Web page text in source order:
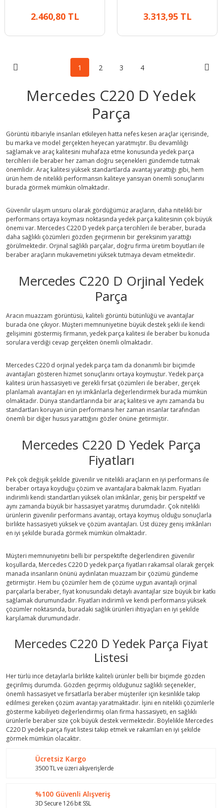
2.460,80 TL 3.313,95 TL
1 2 3 4
Mercedes C220 D Yedek
Parça
Görüntü itibariyle insanları etkileyen hatta nefes kesen araçlar içerisinde,
bu marka ve model gerçekten heyecan yaratmıştır. Bu devamlılığı
sağlamak ve araç kalitesini muhafaza etme konusunda yedek parça
tercihleri ile beraber her zaman doğru seçenekleri gündemde tutmak
önemlidir. Araç kalitesi yüksek standartlarda avantaj yarattığı gibi, hem
ürün hem de nitelikli performansın kaliteye yansıyan önemli sonuçlarını
burada görmek mümkün olmaktadır.
Güvenilir ulaşım unsuru olarak gördüğümüz araçların, daha nitelikli bir
performans ortaya koyması noktasında yedek parça kalitesinin çok büyük
önemi var. Mercedes C220 D yedek parça tercihleri ile beraber, burada
daha sağlıklı çözümleri gözden geçirmenin bir gereksinim yarattığı
görülmektedir. Orjinal sağlıklı parçalar, doğru firma üretim boyutları ile
beraber araçların mukavemetini yüksek tutmaya devam etmektedir.
Mercedes C220 D Orjinal Yedek
Parça
Aracın muazzam görüntüsü, kaliteli görüntü bütünlüğü ve avantajlar
burada öne çıkıyor. Müşteri memnuniyetine büyük destek şekli ile kendi
gelişimini göstermiş firmanın, yedek parça kalitesi ile beraber bu konuda
sorulara verdiği cevap gerçekten önemli olmaktadır.
Mercedes C220 d orjinal yedek parça tam da donanımlı bir biçimde
avantajları gösteren hizmet sonuçlarını ortaya koymuştur. Yedek parça
kalitesi ürün hassasiyeti ve gerekli fırsat çözümleri ile beraber, gerçek
planlamalı avantajları en iyi imkânlarla değerlendirmek burada mümkün
olmaktadır. Dünya standartlarında bir araç kalitesi ve aynı zamanda bu
standartları koruyan ürün performansı her zaman insanlar tarafından
önemli bir diğer husus yarattığını gözler önüne getirmiştir.
Mercedes C220 D Yedek Parça
Fiyatları
Pek çok değişik şekilde güvenilir ve nitelikli araçların en iyi performans ile
beraber ortaya koyduğu çözüm ve avantajlara bakmak lazım. Fiyatları
indirimli kendi standartları yüksek olan imkânlar, geniş bir perspektif ve
aynı zamanda büyük bir hassasiyet yaratmış durumdadır. Çok nitelikli
ürünlerin güvenilir performans avantajı, ortaya koymuş olduğu sonuçlarla
birlikte hassasiyeti yüksek ve çözüm avantajları. Üst düzey geniş imkânları
en iyi şekilde burada görmek mümkün olmaktadır.
Müşteri memnuniyetini belli bir perspektifte değerlendiren güvenilir
koşullarda, Mercedes C220 D yedek parça fiyatları rakamsal olarak gerçek
manada insanların önünü aydınlatan muazzam bir çözümü gündeme
getirmiştir. Hem bu çözümler hem de çözüme uygun avantajlı orjinal
parçalarla beraber, fiyat konusundaki detaylı avantajlar size büyük bir katkı
sağlamak durumundadır. Fiyatları indirimli ve kendi performansı yüksek
çözümler noktasında, buradaki sağlık ürünleri ihtiyaçları en iyi şekilde
karşılamak durumundadır.
Mercedes C220 D Yedek Parça Fiyat
Listesi
Her türlü ince detaylarla birlikte kaliteli ürünler belli bir biçimde gözden
geçirilmiş durumda. Gözden geçirmiş olduğunuz sağlıklı seçenekler,
önemli hassasiyet ve fırsatlarla beraber müşteriler için kesinlikle takip
edilmesi gereken çözüm avantajı yaratmaktadır. İşini en nitelikli çözümlerle
gösterme kabiliyeti değerlendirmiş olan firma hassasiyeti, en sağlıklı
ürünlerle beraber size çok büyük destek vermektedir. Böylelikle Mercedes
C220 D yedek parça fiyat listesi takip etmek ve rakamları en iyi şekilde
görmek mümkün olacaktır.
Ücretsiz Kargo
3500 TL ve üzeri alışverişlerde
%100 Güvenli Alışveriş
3D Secure 126 bit SSL